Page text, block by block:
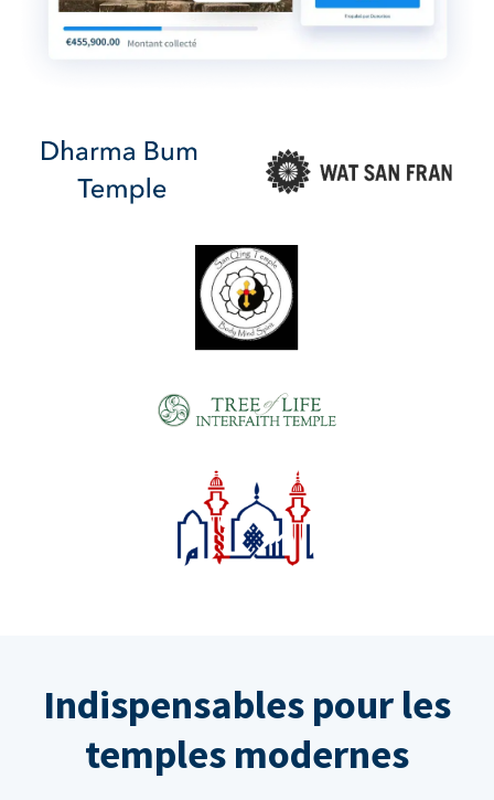
Indispensables pour les
temples modernes